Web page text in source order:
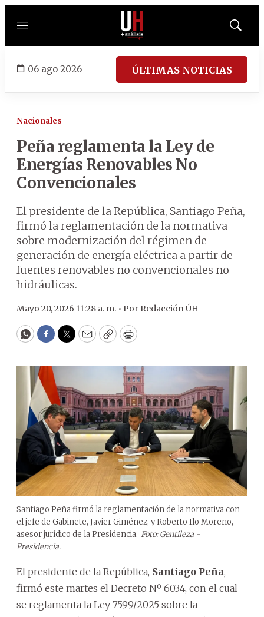
Menú
Mostrar
06 ago 2026 ÚLTIMAS NOTICIAS
Nacionales
Peña reglamenta la Ley de
Energías Renovables No
Convencionales
El presidente de la República, Santiago Peña,
firmó la reglamentación de la normativa
sobre modernización del régimen de
generación de energía eléctrica a partir de
fuentes renovables no convencionales no
hidráulicas.
Mayo 20, 2026 11:28 a. m. • Por Redacción ÚH
WhatsApp
Facebook
Twitter
EmailCopyPrint
Santiago Peña firmó la reglamentación de la normativa con
el jefe de Gabinete, Javier Giménez, y Roberto Ilo Moreno,
asesor jurídico de la Presidencia. Foto: Gentileza -
Presidencia.
El presidente de la República, Santiago Peña,
firmó este martes el Decreto Nº 6034, con el cual
se reglamenta la Ley 7599/2025 sobre la